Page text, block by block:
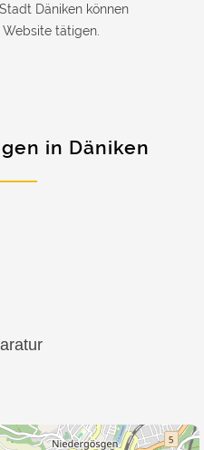
Däniken können
tätigen.
in Däniken